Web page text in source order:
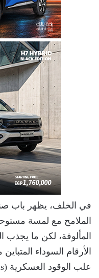
في الخلف، يظهر باب
المألوفة، لكن ما يجذب
الأرقام السوداء
علب الوقود العسكرية (Jerry Cans).